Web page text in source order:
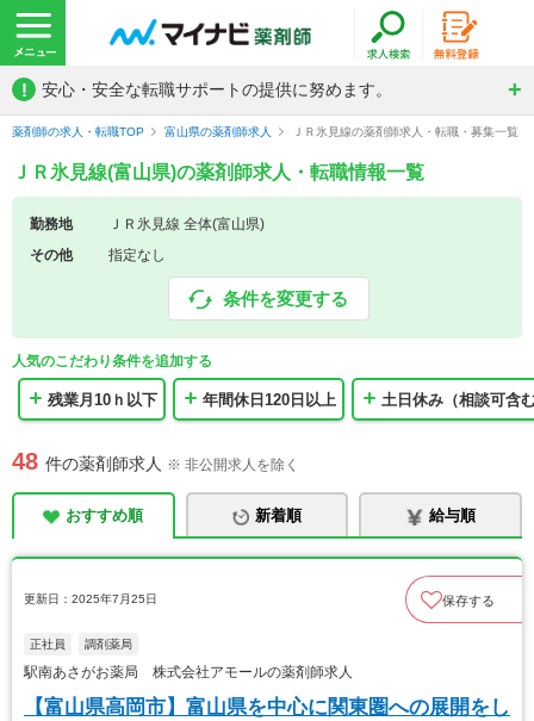
! 安心・安全な転職サポートの提供に努めます。
薬剤師の求人・転職TOP 富山県の薬剤師求人 ＪＲ氷見線の薬剤師求人・転職・募集一覧
ＪＲ氷見線(富山県)の薬剤師求人・転職情報一覧
勤務地
ＪＲ氷見線 全体(富山県)
その他
指定なし
条件を変更する
人気のこだわり条件を追加する
残業月10ｈ以下 年間休日120日以上 土日休み（相談可含
48 件の薬剤師求人 ※ 非公開求人を除く
おすすめ順 新着順 給与順
更新日：2025年7月25日 保存する
正社員 調剤薬局
駅南あさがお薬局 株式会社アモールの薬剤師求人
【富山県高岡市】富山県を中心に関東圏への展開をし